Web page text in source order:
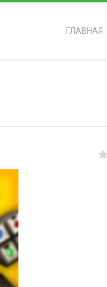
ГЛАВНАЯ